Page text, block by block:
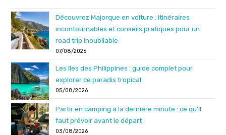
Découvrez Majorque en voiture : itinéraires
incontournables et conseils pratiques pour un
road trip inoubliable
07/08/2026
Les îles des Philippines : guide complet pour
explorer ce paradis tropical
05/08/2026
Partir en camping à la dernière minute : ce qu’il
faut prévoir avant le départ
03/08/2026